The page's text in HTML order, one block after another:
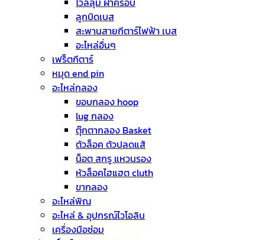
ลูกบิดเบส
สะพานสายกีตาร์ไฟฟ้า เบส
อะไหล่อื่นๆ
เฟร็ตกีตาร์
หมุด end pin
อะไหล่กลอง
ขอบกลอง hoop
lug กลอง
ตุ๊กตากลอง Basket
ตัวล็อค ตัวปลดแส้
น็อต สกรู แหวนรอง
หัวล็อคไฮแฮต cluth
ขากลอง
อะไหล่พิณ
อะไหล่ & อุปกรณ์ไวโอลิน
เครื่องมือซ่อม